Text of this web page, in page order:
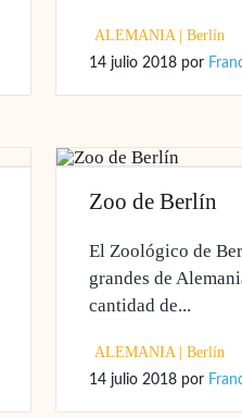
ALEMANIA| Berlín
14 julio 2018 por
Zoo de Berlín
El Zoológico de
grandes de
cantidad de...
ALEMANIA| Berlín
14 julio 2018 por